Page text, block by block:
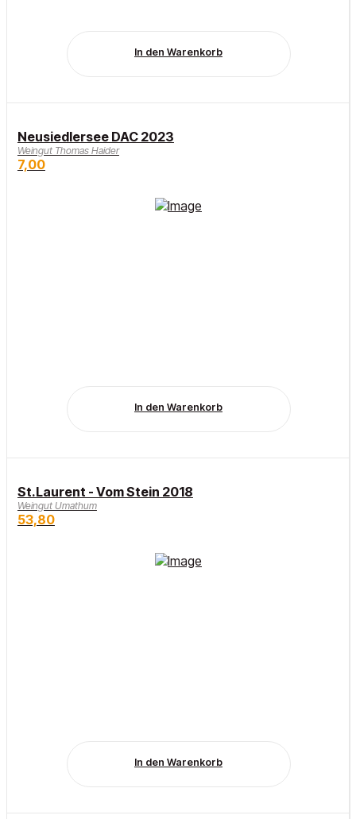
In den Warenkorb
Neusiedlersee DAC 2023
Weingut Thomas Haider
7,00
In den Warenkorb
St.Laurent - Vom Stein 2018
Weingut Umathum
53,80
In den Warenkorb